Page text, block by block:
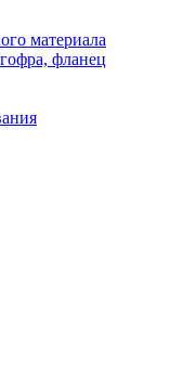
материала
фланец